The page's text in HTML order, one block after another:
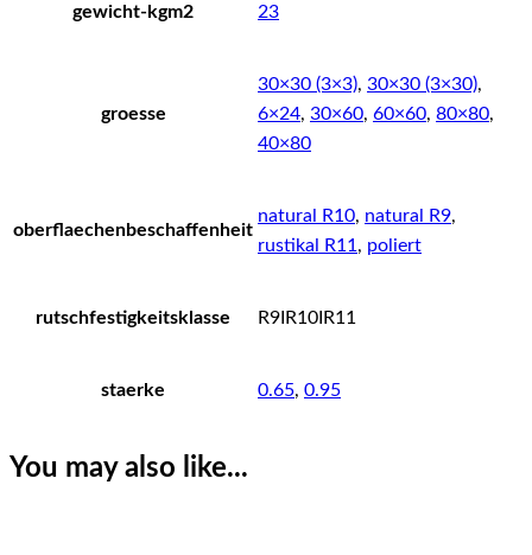
gewicht-kgm2 23
groesse
30×30 (3×3), 30×30 (3×30),
6×24, 30×60, 60×60, 80×80,
40×80
oberflaechenbeschaffenheit
natural R10, natural R9,
rustikal R11 , poliert
rutschfestigkeitsklasse R9IR10IR11
staerke 0.65, 0.95
You may also like...